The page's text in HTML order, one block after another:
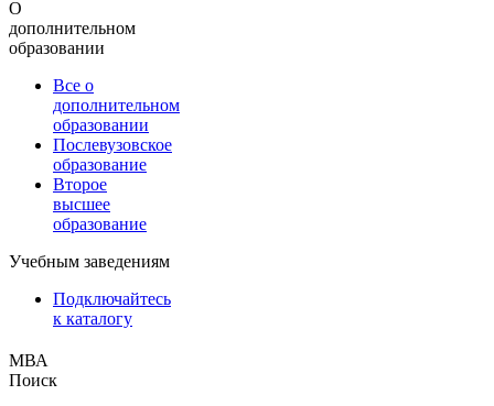
О
дополнительном
образовании
Все о
дополнительном
образовании
Послевузовское
образование
Второе
высшее
образование
Учебным заведениям
Подключайтесь
к каталогу
МВА
Поиск